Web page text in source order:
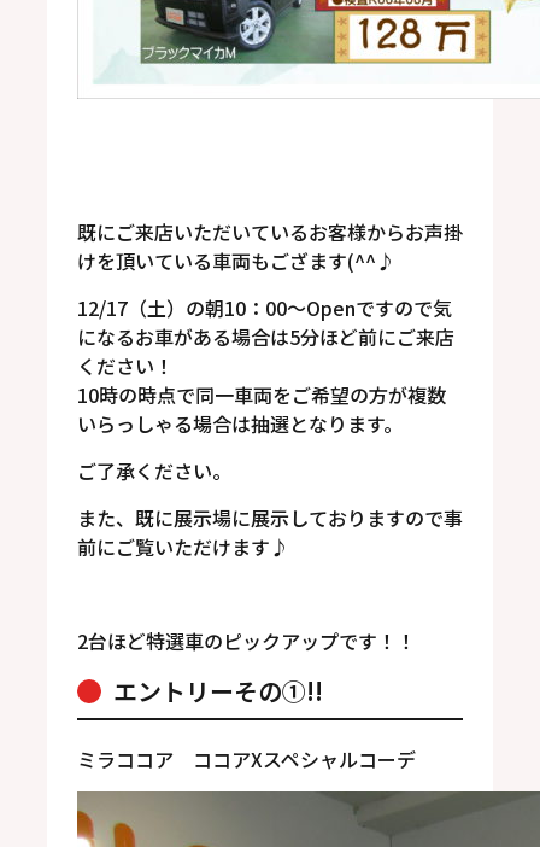
既にご来店いただいているお客様からお声掛
けを頂いている車両もござます(^^♪
12/17（土）の朝10：00～Openですので気
になるお車がある場合は5分ほど前にご来店
ください！
10時の時点で同一車両をご希望の方が複数
いらっしゃる場合は抽選となります。
ご了承ください。
また、既に展示場に展示しておりますので事
前にご覧いただけます♪
2台ほど特選車のピックアップです！！
エントリーその①!!
ミラココア ココアXスペシャルコーデ